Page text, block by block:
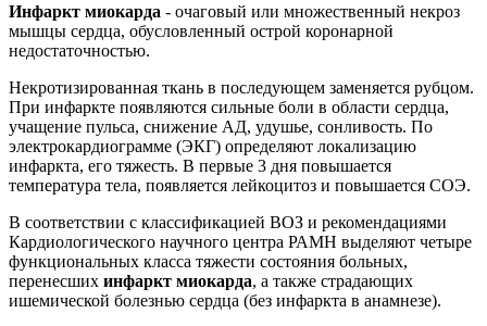
Инфаркт миокарда - очаговый или множественный некроз
мышцы сердца, обусловленный острой коронарной
недостаточностью.
Некротизированная ткань в последующем заменяется рубцом.
При инфаркте появляются сильные боли в области сердца,
учащение пульса, снижение АД, удушье, сонливость. По
электрокардиограмме (ЭКГ) определяют локализацию
инфаркта, его тяжесть. В первые 3 дня повышается
температура тела, появляется лейкоцитоз и повышается СОЭ.
В соответствии с классификацией ВОЗ и рекомендациями
Кардиологического научного центра РАМН выделяют четыре
функциональных класса тяжести состояния больных,
перенесших инфаркт миокарда, а также страдающих
ишемической болезнью сердца (без инфаркта в анамнезе).